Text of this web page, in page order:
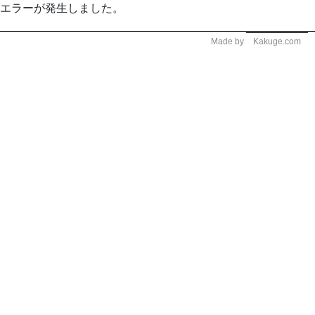
エラーが発生しました。
Made by Kakuge.com